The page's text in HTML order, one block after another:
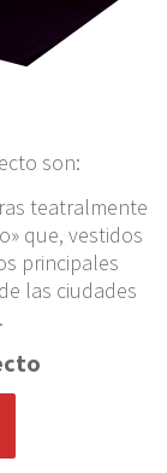
son:
teatralmente
que, vestidos
principales
las ciudades